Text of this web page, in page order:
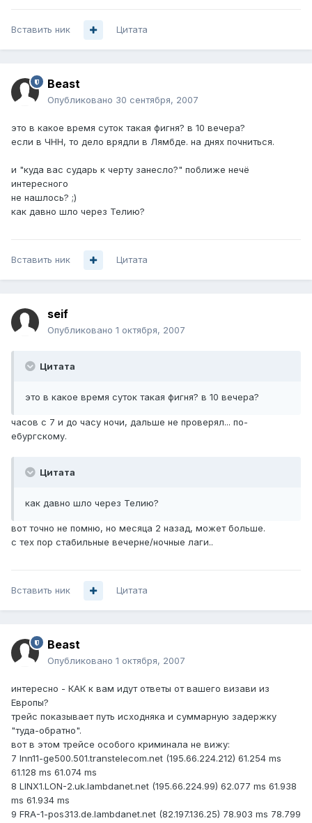
Вставить ник Цитата
Beast
Опубликовано 30 сентября, 2007
это в какое время суток такая фигня? в 10 вечера?
если в ЧНН, то дело врядли в Лямбде. на днях почниться.
и "куда вас сударь к черту занесло?" поближе нечё
интересного
не нашлось? ;)
как давно шло через Телию?
Вставить ник Цитата
seif
Опубликовано 1 октября, 2007
Цитата
это в какое время суток такая фигня? в 10 вечера?
часов с 7 и до часу ночи, дальше не проверял... по-
ебургскому.
Цитата
как давно шло через Телию?
вот точно не помню, но месяца 2 назад, может больше.
с тех пор стабильные вечерне/ночные лаги..
Вставить ник Цитата
Beast
Опубликовано 1 октября, 2007
интересно - КАК к вам идут ответы от вашего визави из
Европы?
трейс показывает путь исходняка и суммарную задержку
"туда-обратно".
вот в этом трейсе особого криминала не вижу:
7 lnn11-ge500.501.transtelecom.net (195.66.224.212) 61.254 ms
61.128 ms 61.074 ms
8 LINX1.LON-2.uk.lambdanet.net (195.66.224.99) 62.077 ms 61.938
ms 61.934 ms
9 FRA-1-pos313.de.lambdanet.net (82.197.136.25) 78.903 ms 78.799